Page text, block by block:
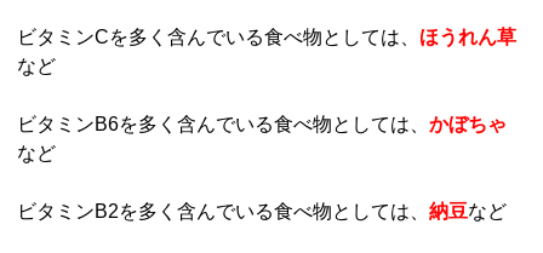
ビタミンCを多く含んでいる食べ物としては、 ほうれん草
など
ビタミンB6を多く含んでいる食べ物としては、かぼちゃ
など
ビタミンB2を多く含んでいる食べ物としては、納豆など